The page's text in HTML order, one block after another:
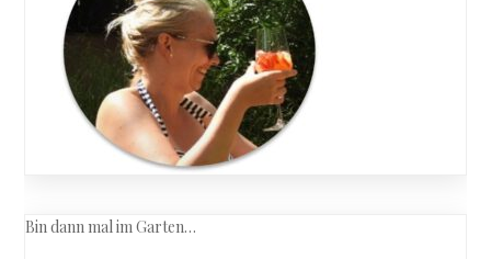
Bin dann mal im Garten…